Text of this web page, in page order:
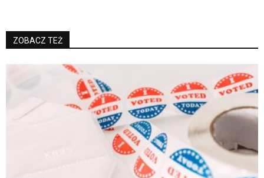
ZOBACZ TEŻ